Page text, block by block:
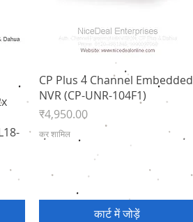
त्वरित दृश्य
CP Plus 4 Channel Embedded
NVR (CP-UNR-104F1)
मूल्य
₹4,950.00
कर शामिल
कार्ट में जोड़ें